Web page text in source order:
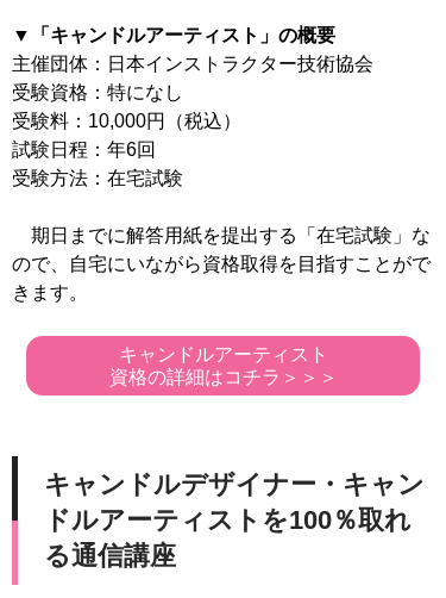
▼「キャンドルアーティスト」の概要
主催団体：日本インストラクター技術協会
受験資格：特になし
受験料：10,000円（税込）
試験日程：年6回
受験方法：在宅試験
期日までに解答用紙を提出する「在宅試験」な
ので、自宅にいながら資格取得を目指すことがで
きます。
キャンドルアーティスト
資格の詳細はコチラ＞＞＞
キャンドルデザイナー・キャン
ドルアーティストを100％取れ
る通信講座